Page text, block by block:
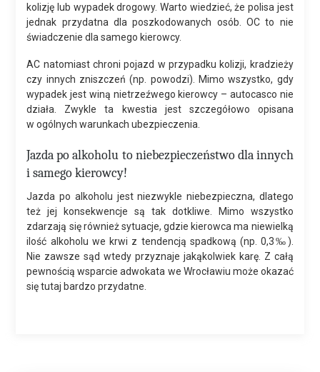
kolizję lub wypadek drogowy. Warto wiedzieć, że polisa jest
jednak przydatna dla poszkodowanych osób. OC to nie
świadczenie dla samego kierowcy.
AC natomiast chroni pojazd w przypadku kolizji, kradzieży
czy innych zniszczeń (np. powodzi). Mimo wszystko, gdy
wypadek jest winą nietrzeźwego kierowcy – autocasco nie
działa. Zwykle ta kwestia jest szczegółowo opisana
w ogólnych warunkach ubezpieczenia.
Jazda po alkoholu to niebezpieczeństwo dla innych
i samego kierowcy!
Jazda po alkoholu jest niezwykle niebezpieczna, dlatego
też jej konsekwencje są tak dotkliwe. Mimo wszystko
zdarzają się również sytuacje, gdzie kierowca ma niewielką
ilość alkoholu we krwi z tendencją spadkową (np. 0,3‰).
Nie zawsze sąd wtedy przyznaje jakąkolwiek karę. Z całą
pewnością wsparcie adwokata we Wrocławiu może okazać
się tutaj bardzo przydatne.